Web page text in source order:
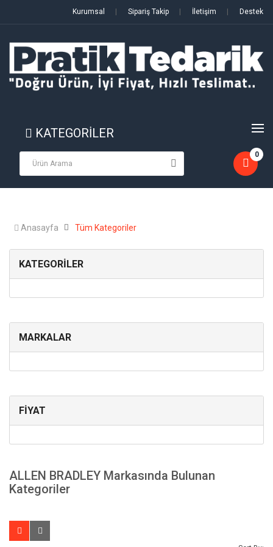
Kurumsal Sipariş Takip İletişim Destek
KATEGORİLER
0
Anasayfa Tüm Kategoriler
KATEGORİLER
MARKALAR
FİYAT
ALLEN BRADLEY Markasında Bulunan
Kategoriler